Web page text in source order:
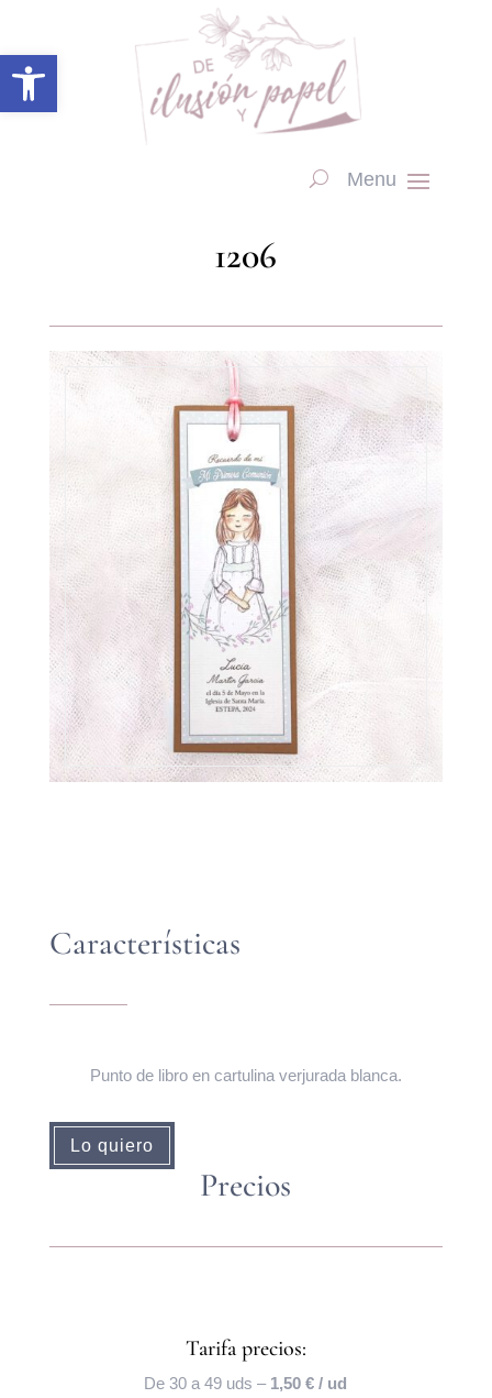
Abrir barra de herramientas
1206
Características
Punto de libro en cartulina verjurada blanca.
Lo quiero
Precios
Tarifa precios:
De 30 a 49 uds – 1,50 € / ud